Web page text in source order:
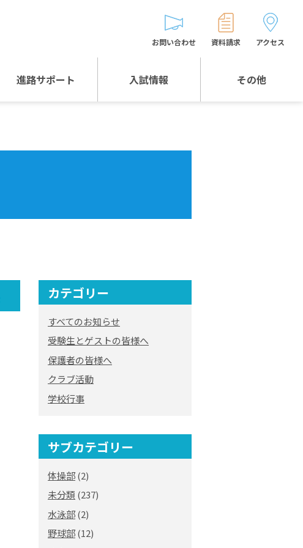
進路サポート 入試情報 その他
お問い合わせ 資料請求 アクセス
カテゴリー
すべてのお知らせ
受験生とゲストの皆様へ
保護者の皆様へ
クラブ活動
学校行事
サブカテゴリー
体操部(2)
未分類 (237)
水泳部(2)
野球部(12)